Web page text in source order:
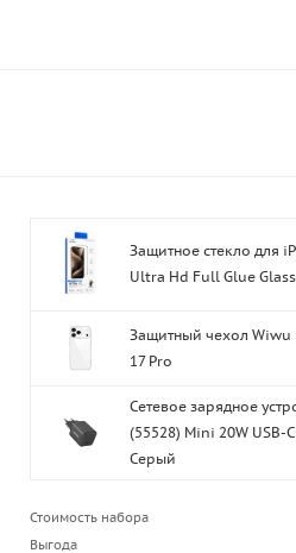
Защитное стекло для
Ultra Hd Full Glue Glass
Защитный чехол
17 Pro
Сетевое зарядное
(55528) Mini 20W USB-
Серый
Стоимость набора
Выгода